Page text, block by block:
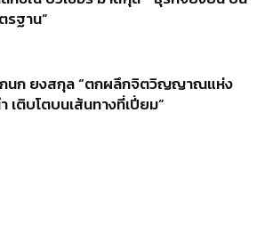
รฐาน”
นก ยงสกุล “ตกผลึกจิตวิญญาณแห่ง
เติบโตบนเส้นทางที่เปี่ยม”